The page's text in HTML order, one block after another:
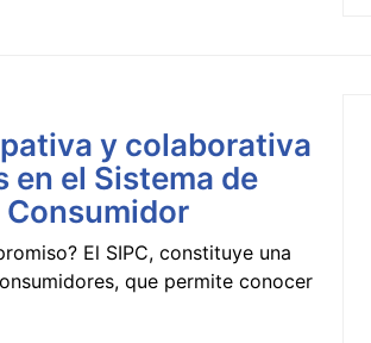
y colaborativa
en el Sistema de
El SIPC, constituye una
que permite conocer